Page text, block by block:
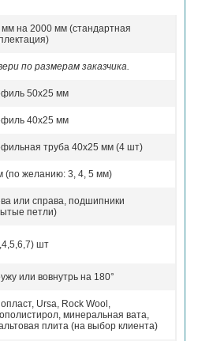
на 2000 мм (стандартная
по размерам заказчика.
50x25 мм
40x25 мм
труба 40х25 мм (4 шт)
(по желанию: 3, 4, 5 мм)
или справа, подшипники
петли)
шт
или вовнутрь на 180°
Ursa, Rock Wool,
минеральная вата,
плита (на выбор клиента)